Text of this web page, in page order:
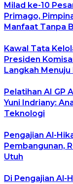
Milad ke-10
Primago,
Manfaat Tanpa
Kawal Tata
Presiden
Langkah Menuju
Pelatihan AI GP
Yuni Indriany:
Teknologi
Pengajian Al-
Pembangunan,
Utuh
Di Pengajian Al-